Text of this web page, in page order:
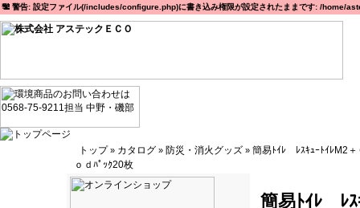
警告: 設定ファイル(/includes/configure.php)に書き込み権限が設定されたままです: /
トップ» カタログ » 防災・消火グッズ » 簡易ﾄｲﾚ ﾚｽｷｭｰﾄｲﾚM2＋
ｏｄﾊﾟｯｸ20枚
簡易ﾄｲﾚ ﾚｽ